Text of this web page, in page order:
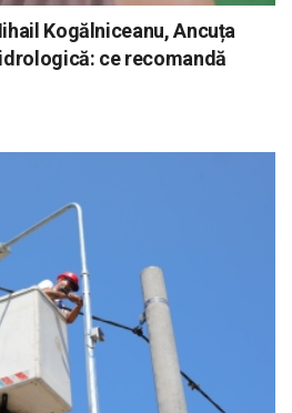
Kogălniceanu, Ancuța
ce recomandă